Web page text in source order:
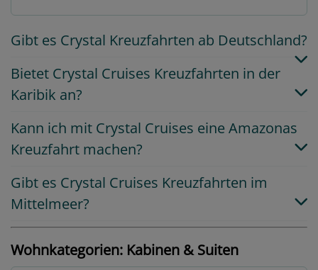
Gibt es Crystal Kreuzfahrten ab Deutschland?
Bietet Crystal Cruises Kreuzfahrten in der
Karibik an?
Kann ich mit Crystal Cruises eine Amazonas
Kreuzfahrt machen?
Gibt es Crystal Cruises Kreuzfahrten im
Mittelmeer?
Wohnkategorien: Kabinen & Suiten